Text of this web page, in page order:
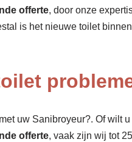
offerte, door onze
is het nieuwe toilet
uw Sanibroyeur?. Of wilt
offerte, vaak zijn wij tot